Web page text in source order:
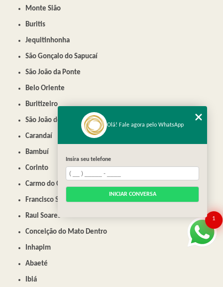
Monte Sião
Buritis
Jequitinhonha
São Gonçalo do Sapucaí
São João da Ponte
Belo Oriente
Buritizeiro
São João do Paraíso
Carandaí
Bambuí
Corinto
Carmo do Cajuru
Francisco Sá
Raul Soares
Conceição do Mato Dentro
Inhapim
Abaeté
Ibiá
1
Olá! Fale agora pelo WhatsApp
Insira seu telefone
INICIAR CONVERSA